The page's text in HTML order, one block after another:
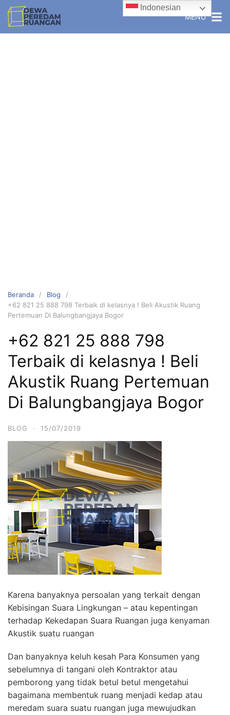
MENU
Beranda
Blog
+62 821 25 888 798 Terbaik di kelasnya ! Beli Akustik Ruang
Pertemuan Di Balungbangjaya Bogor
+62 821 25 888 798
Terbaik di kelasnya ! Beli
Akustik Ruang Pertemuan
Di Balungbangjaya Bogor
BLOG · 15/07/2019
Karena banyaknya persoalan yang terkait dengan
Kebisingan Suara Lingkungan – atau kepentingan
terhadap Kekedapan Suara Ruangan juga kenyaman
Akustik suatu ruangan
Dan banyaknya keluh kesah Para Konsumen yang
sebelumnya di tangani oleh Kontraktor atau
pemborong yang tidak betul betul mengetahui
bagaimana membentuk ruang menjadi kedap atau
meredam suara suatu ruangan juga mewujudkan
Indonesian